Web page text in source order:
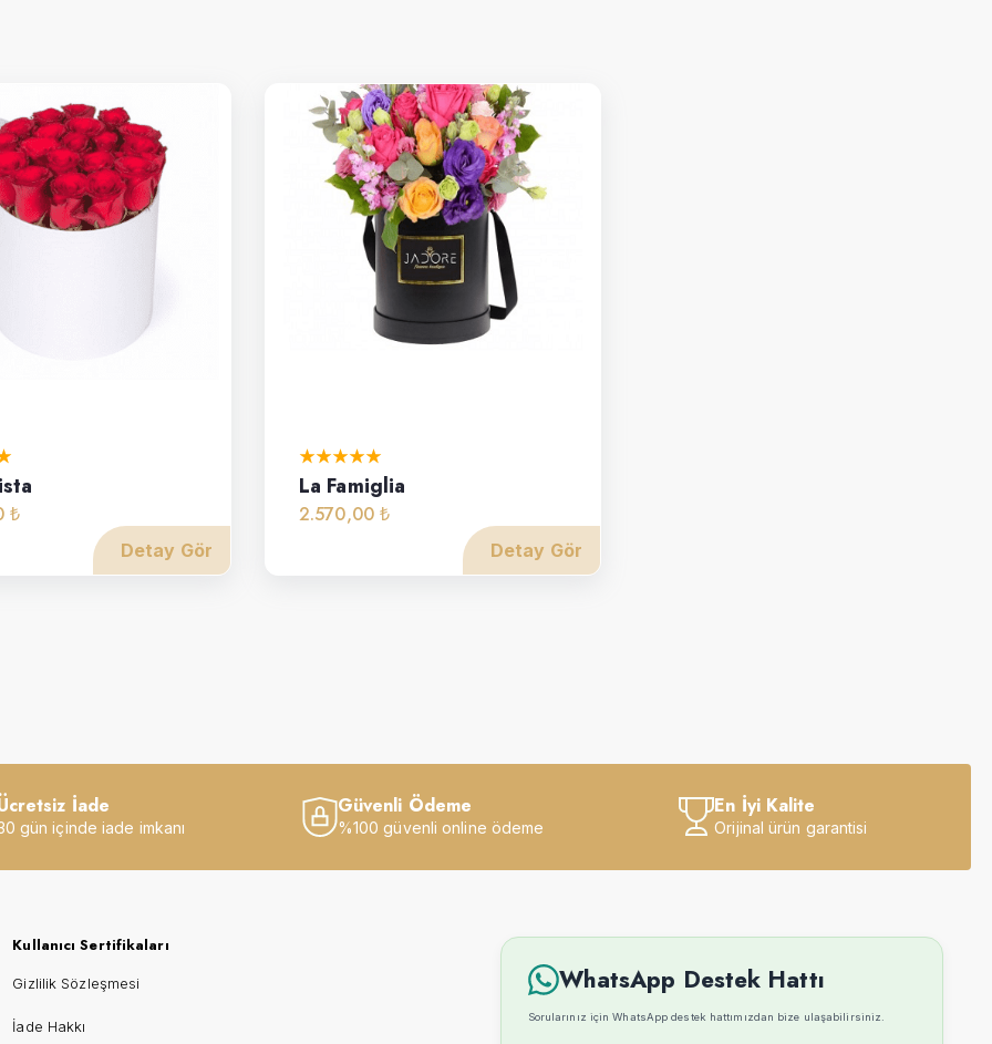
₺
Detay Gör
La Famiglia
2.570,00 ₺
Detay Gör
İade
gün içinde iade imkanı
Güvenli Ödeme
%100 güvenli online ödeme
En İyi Kalite
Orijinal ürün garantisi
Kullanıcı Sertifikaları
Gizlilik Sözleşmesi
İade Hakkı
WhatsApp Destek Hattı
Sorularınız için WhatsApp destek hattımızdan bize ulaşabilirsiniz.